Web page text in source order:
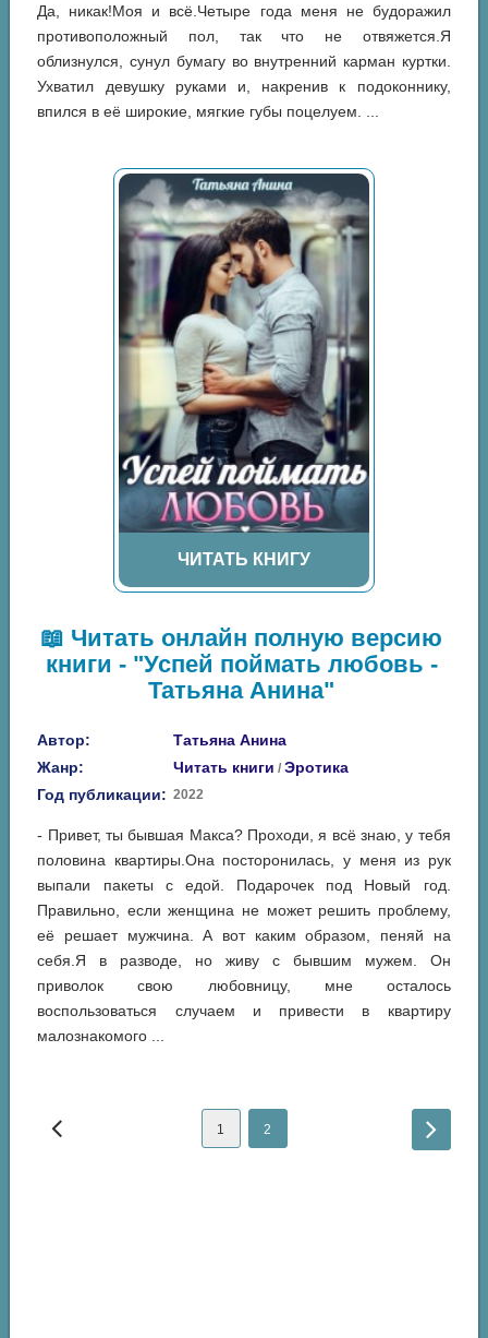
Да, никак!Моя и всё.Четыре года меня не будоражил
противоположный пол, так что не отвяжется.Я
облизнулся, сунул бумагу во внутренний карман куртки.
Ухватил девушку руками и, накренив к подоконнику,
впился в её широкие, мягкие губы поцелуем. ...
ЧИТАТЬ КНИГУ
📖 Читать онлайн полную версию
книги - "Успей поймать любовь -
Татьяна Анина"
Автор:
Татьяна Анина
Жанр:
Читать книги /Эротика
Год публикации: 2022
- Привет, ты бывшая Макса? Проходи, я всё знаю, у тебя
половина квартиры.Она посторонилась, у меня из рук
выпали пакеты с едой. Подарочек под Новый год.
Правильно, если женщина не может решить проблему,
её решает мужчина. А вот каким образом, пеняй на
себя.Я в разводе, но живу с бывшим мужем. Он
приволок свою любовницу, мне осталось
воспользоваться случаем и привести в квартиру
малознакомого ...
1 2